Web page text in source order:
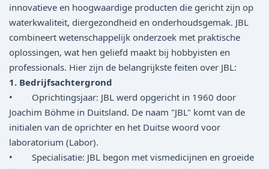
innovatieve en hoogwaardige producten die gericht zijn op
waterkwaliteit, diergezondheid en onderhoudsgemak. JBL
combineert wetenschappelijk onderzoek met praktische
oplossingen, wat hen geliefd maakt bij hobbyisten en
professionals. Hier zijn de belangrijkste feiten over JBL:
1. Bedrijfsachtergrond
• Oprichtingsjaar: JBL werd opgericht in 1960 door
Joachim Böhme in Duitsland. De naam "JBL" komt van de
initialen van de oprichter en het Duitse woord voor
laboratorium (Labor).
• Specialisatie: JBL begon met vismedicijnen en groeide